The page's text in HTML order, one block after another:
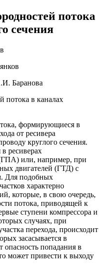
потока
сечения
Баранова
формирующиеся в
от ресивера
круглого сечения.
ресиверах
или, например, при
двигателей (ГТД) с
Для подобных
характерно
которые, в свою очередь,
потока, приводящей к
ступени компрессора и
случаях, при
перехода, происходит
засасывается в
опасность попадания в
может привести к выходу